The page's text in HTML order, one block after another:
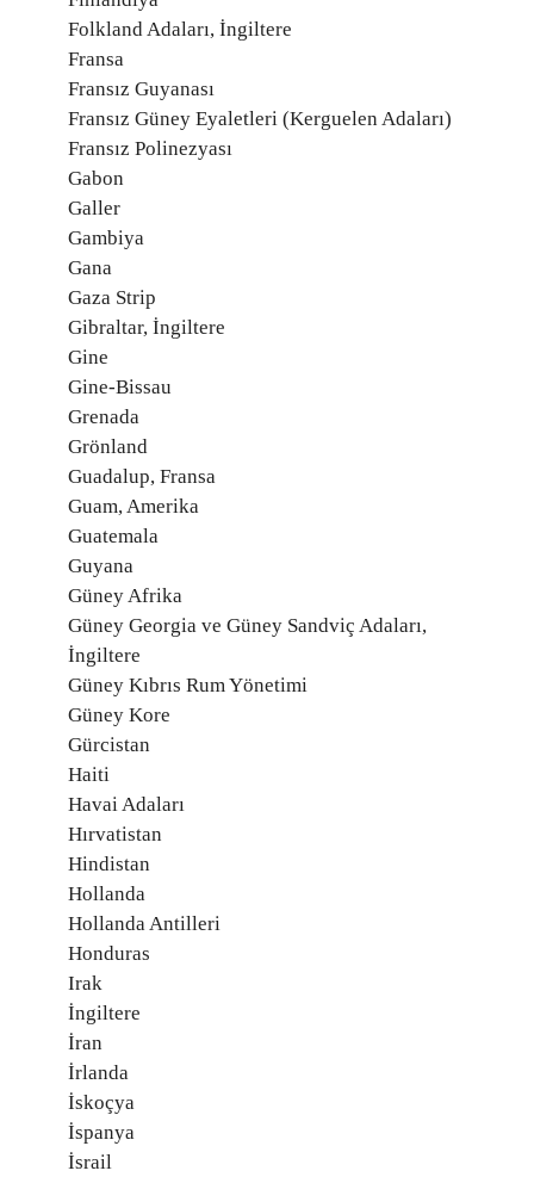
Folkland Adaları, İngiltere
Fransa
Fransız Guyanası
Fransız Güney Eyaletleri (Kerguelen Adaları)
Fransız Polinezyası
Gabon
Galler
Gambiya
Gana
Gaza Strip
Gibraltar, İngiltere
Gine
Gine-Bissau
Grenada
Grönland
Guadalup, Fransa
Guam, Amerika
Guatemala
Guyana
Güney Afrika
Güney Georgia ve Güney Sandviç Adaları,
İngiltere
Güney Kıbrıs Rum Yönetimi
Güney Kore
Gürcistan
Haiti
Havai Adaları
Hırvatistan
Hindistan
Hollanda
Hollanda Antilleri
Honduras
Irak
İngiltere
İran
İrlanda
İskoçya
İspanya
İsrail